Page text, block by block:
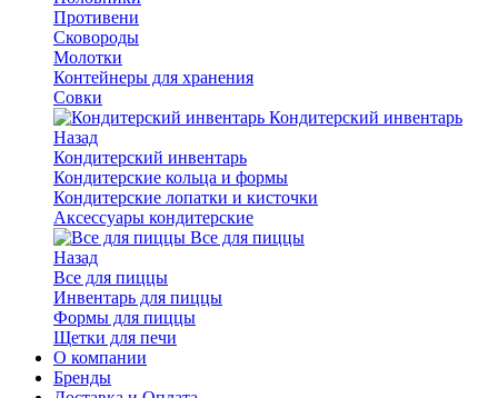
Противени
Сковороды
Молотки
Контейнеры для хранения
Совки
Кондитерский инвентарь
Назад
Кондитерский инвентарь
Кондитерские кольца и формы
Кондитерские лопатки и кисточки
Аксессуары кондитерские
Все для пиццы
Назад
Все для пиццы
Инвентарь для пиццы
Формы для пиццы
Щетки для печи
О компании
Бренды